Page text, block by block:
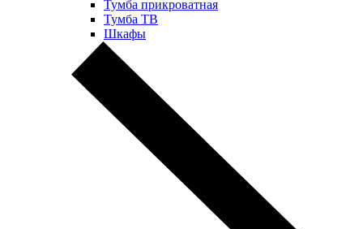
Тумба прикроватная
Тумба ТВ
Шкафы